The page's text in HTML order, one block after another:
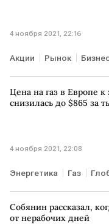
4 ноября 2021, 22:16
Акции Рынок
биржи
Цена на газ в Европе
снизилась до $865 за
4 ноября 2021, 22:08
Энергетика Газ
ЕВРОПА
Собянин рассказал,
от нерабочих дней